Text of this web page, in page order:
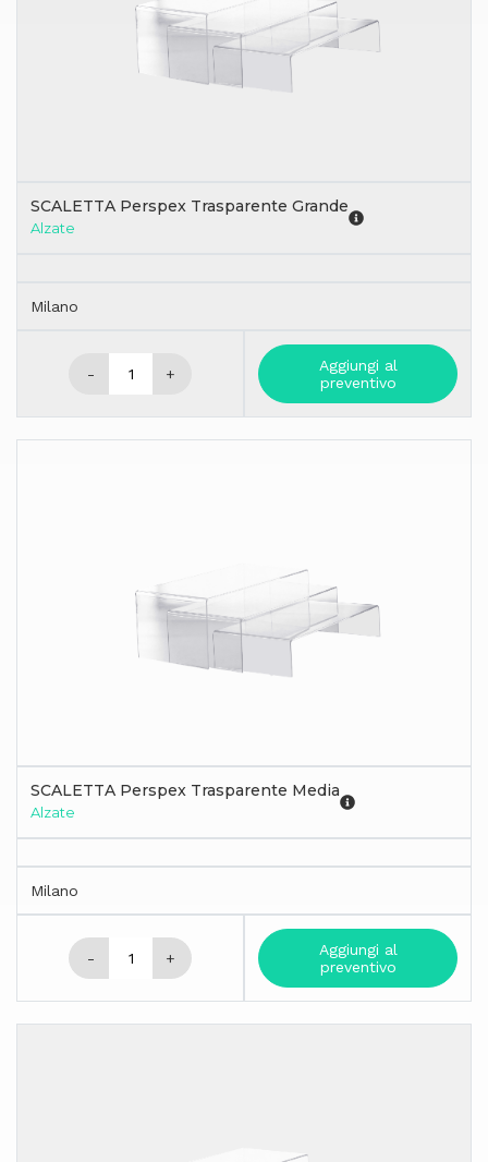
SCALETTA Perspex Trasparente Grande
Alzate
Milano
- +
Aggiungi al
preventivo
SCALETTA Perspex Trasparente Media
Alzate
Milano
- +
Aggiungi al
preventivo